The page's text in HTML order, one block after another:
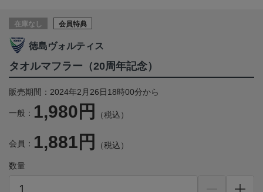
在庫なし 会員特典
徳島ヴォルティス
タオルマフラー（20周年記念）
販売期間：2024年2月26日18時00分から
一般： 1,980円 （税込）
会員： 1,881円 （税込）
数量